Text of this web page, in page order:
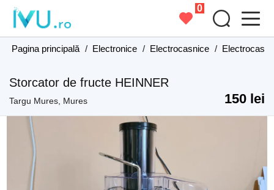
0
Pagina principală / Electronice / Electrocasnice /
Storcator de fructe HEINNER
Targu Mures, Mures 150 lei